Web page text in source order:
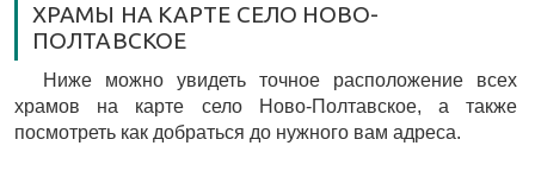
ХРАМЫ НА КАРТЕ СЕЛО НОВО-
ПОЛТАВСКОЕ
Ниже можно увидеть точное расположение всех
храмов на карте село Ново-Полтавское, а также
посмотреть как добраться до нужного вам адреса.